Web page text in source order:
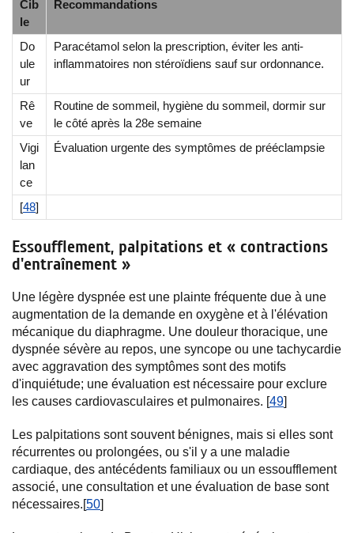
Cib
le
Recommandations
Do
ule
ur
Paracétamol selon la prescription, éviter les anti-
inflammatoires non stéroïdiens sauf sur ordonnance.
Rê
ve
Routine de sommeil, hygiène du sommeil, dormir sur
le côté après la 28e semaine
Vigi
lan
ce
Évaluation urgente des symptômes de prééclampsie
[48]
Essoufflement, palpitations et « contractions
d'entraînement »
Une légère dyspnée est une plainte fréquente due à une
augmentation de la demande en oxygène et à l'élévation
mécanique du diaphragme. Une douleur thoracique, une
dyspnée sévère au repos, une syncope ou une tachycardie
avec aggravation des symptômes sont des motifs
d'inquiétude; une évaluation est nécessaire pour exclure
les causes cardiovasculaires et pulmonaires. [49]
Les palpitations sont souvent bénignes, mais si elles sont
récurrentes ou prolongées, ou s'il y a une maladie
cardiaque, des antécédents familiaux ou un essoufflement
associé, une consultation et une évaluation de base sont
nécessaires.[50]